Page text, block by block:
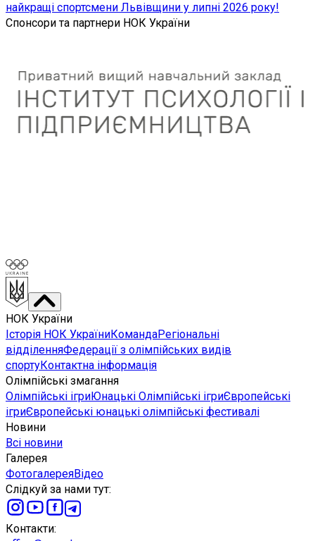
найкращі спортсмени Львівщини у липні 2026 року!
Спонсори та партнери НОК України
НОК України
Історія НОК УкраїниКомандаРегіональні
відділенняФедерації з олімпійських видів
спортуКонтактна інформація
Олімпійські змагання
Олімпійські ігриЮнацькі Олімпійські ігриЄвропейські
ігриЄвропейські юнацькі олімпійські фестивалі
Новини
Всі новини
Галерея
ФотогалереяВідео
Слідкуй за нами тут:
Контакти: